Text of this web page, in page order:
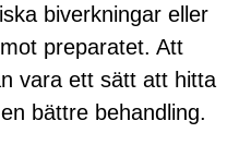
biverkningar eller
preparatet. Att
vara ett sätt att hitta
bättre behandling.